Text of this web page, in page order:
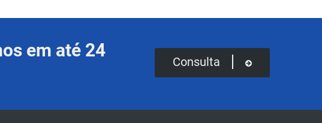
em até 24
Consulta